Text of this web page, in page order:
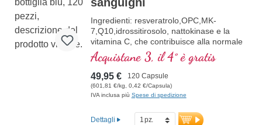
Ingredienti: resveratrolo,OPC,MK-
7,Q10,idrossitirosolo, nattokinase e la
vitamina C, che contribuisce alla normale
formazione del collagene per la normale
funzione dei vasi sanguigni. Le vitamine
del gruppo B sono presenti in forma
bioattiva.
Acquistane 3, il 4° è gratis
49,95 € 120 Capsule
(601,81 €/kg, 0,42 €/Capsula)
IVA inclusa più Spese di spedizione
Dettagli